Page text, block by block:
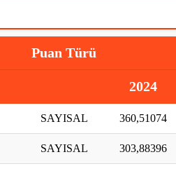
Puan Türü
2024
SAYISAL 360,51074
SAYISAL 303,88396